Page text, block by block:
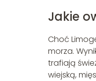
Jakie
Choć
morza.
trafiają
wiejską,